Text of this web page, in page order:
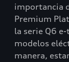
importancia
Premium
la serie Q6
modelos
manera,